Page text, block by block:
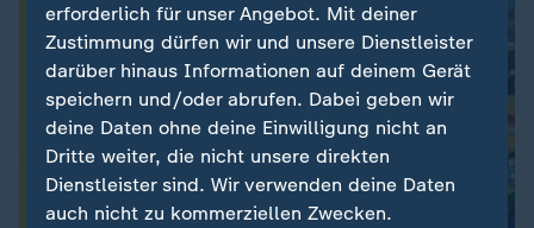
erforderlich für unser Angebot. Mit deiner
Zustimmung dürfen wir und unsere Dienstleister
darüber hinaus Informationen auf deinem Gerät
speichern und/oder abrufen. Dabei geben wir
deine Daten ohne deine Einwilligung nicht an
Dritte weiter, die nicht unsere direkten
Dienstleister sind. Wir verwenden deine Daten
auch nicht zu kommerziellen Zwecken.